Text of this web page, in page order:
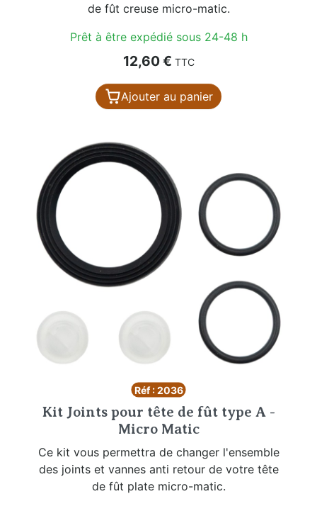
de fût creuse micro-matic.
Prêt à être expédié sous 24-48 h
Prix
12,60 € TTC
Ajouter au panier
Réf : 2036
Kit Joints pour tête de fût type A -
Micro Matic
Ce kit vous permettra de changer l'ensemble
des joints et vannes anti retour de votre tête
de fût plate micro-matic.